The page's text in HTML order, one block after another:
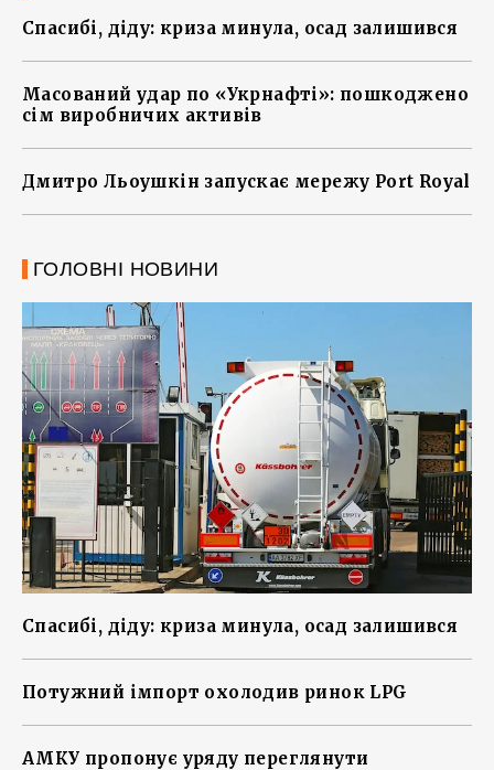
Спасибі, діду: криза минула, осад залишився
Масований удар по «Укрнафті»: пошкоджено
сім виробничих активів
Дмитро Льоушкін запускає мережу Port Royal
ГОЛОВНІ НОВИНИ
Спасибі, діду: криза минула, осад залишився
Потужний імпорт охолодив ринок LPG
АМКУ пропонує уряду переглянути